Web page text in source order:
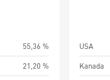
55,36 %
21,20 %
USA
Kanada